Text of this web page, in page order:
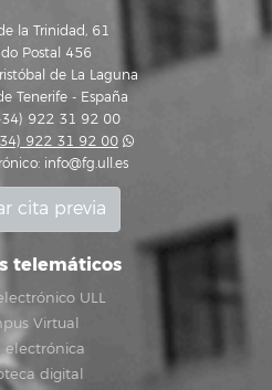
la Trinidad, 61
Postal 456
de La Laguna
Tenerife - España
922 31 92 00
922 31 92 00
info@fg.ull.es
cita previa
telemáticos
ULL
Virtual
electrónica
digital